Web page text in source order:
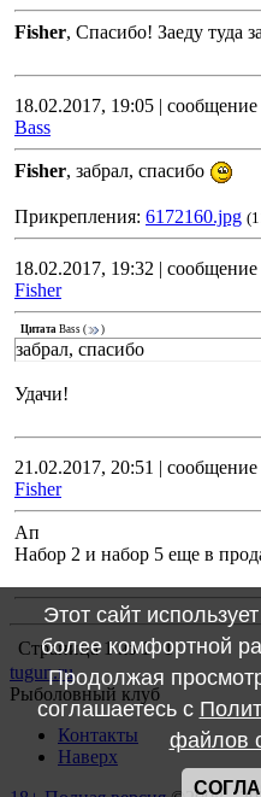
Fisher, Спасибо! Заеду туда
18.02.2017, 19:05 | сообщение
Bass
Fisher, забрал, спасибо
Прикрепления: 6172160.jpg
18.02.2017, 19:32 | сообщение
Fisher
Цитата Bass ( )
забрал, спасибо
Удачи!
21.02.2017, 20:51 | сообщение
Fisher
Ап
Набор 2 и набор 5 еще в
Страница1из1
1
tugun.ru
Рыболовный клуб
Контакты
Наверх
Этот сайт
более комфортной
Продолжая
соглашаетесь с
файлов